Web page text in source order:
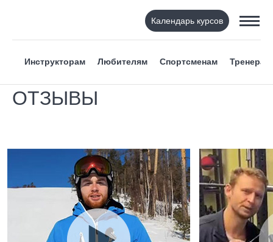
Календарь курсов
Инструкторам Любителям Спортсменам Тренерам
ОТЗЫВЫ